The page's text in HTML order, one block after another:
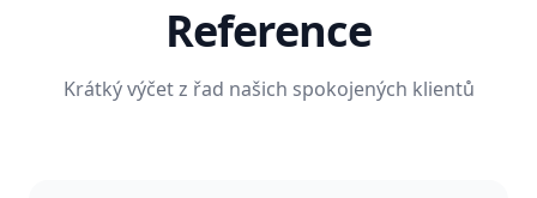
Reference
Krátký výčet z řad našich spokojených klientů